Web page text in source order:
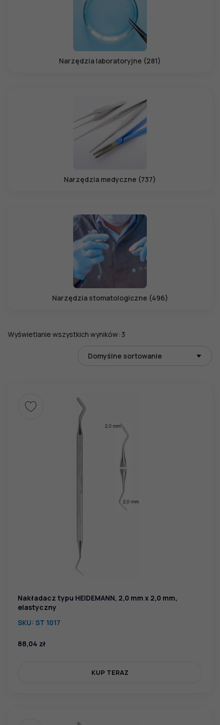
Narzędzia laboratoryjne (281)
Narzędzia medyczne (737)
Narzędzia stomatologiczne (496)
Wyświetlanie wszystkich wyników: 3
Nakładacz typu HEIDEMANN, 2,0 mm x 2,0 mm,
elastyczny
SKU: ST 1017
88,04 zł
KUP TERAZ